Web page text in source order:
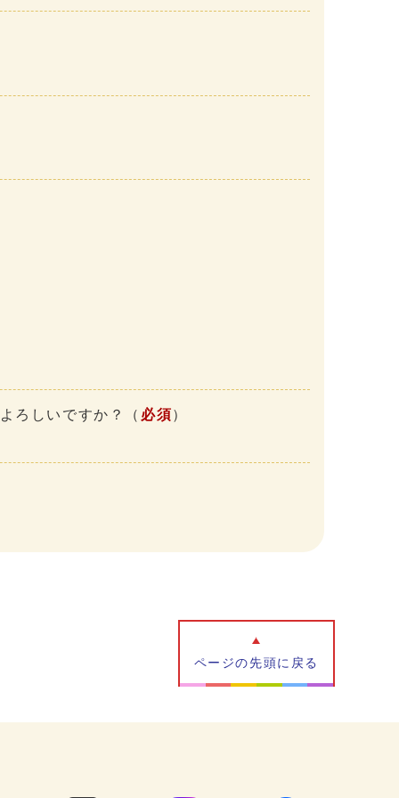
ろしいですか？ （ 必須）
ページの先頭に戻る